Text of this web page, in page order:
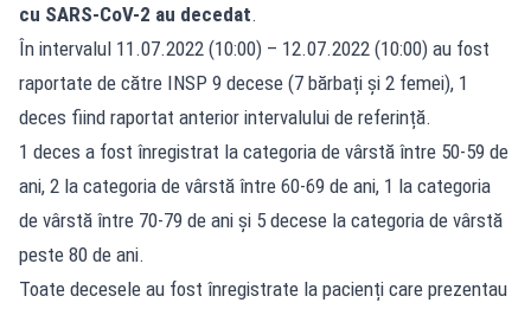
cu SARS-CoV-2 au decedat.
În intervalul 11.07.2022 (10:00) – 12.07.2022 (10:00) au fost
raportate de către INSP 9 decese (7 bărbați și 2 femei), 1
deces fiind raportat anterior intervalului de referință.
1 deces a fost înregistrat la categoria de vârstă între 50-59 de
ani, 2 la categoria de vârstă între 60-69 de ani, 1 la categoria
de vârstă între 70-79 de ani și 5 decese la categoria de vârstă
peste 80 de ani.
Toate decesele au fost înregistrate la pacienți care prezentau